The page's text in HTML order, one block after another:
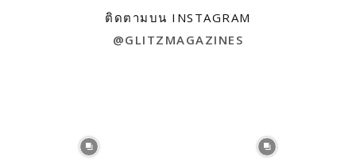
ติดตามบน INSTAGRAM
@GLITZMAGAZINES